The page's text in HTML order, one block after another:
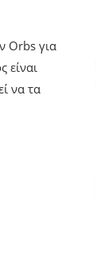
Orbs για
είναι
να τα